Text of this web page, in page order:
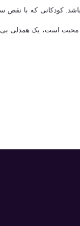
کودکانی که با نقص
است، یک همدلی